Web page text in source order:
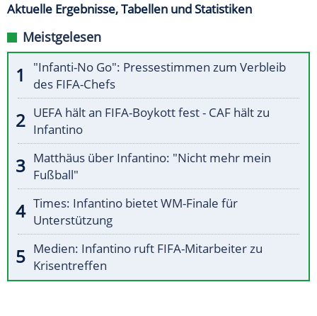
Aktuelle Ergebnisse, Tabellen und Statistiken
Meistgelesen
"Infanti-No Go": Pressestimmen zum Verbleib
des FIFA-Chefs
UEFA hält an FIFA-Boykott fest - CAF hält zu
Infantino
Matthäus über Infantino: "Nicht mehr mein
Fußball"
Times: Infantino bietet WM-Finale für
Unterstützung
Medien: Infantino ruft FIFA-Mitarbeiter zu
Krisentreffen